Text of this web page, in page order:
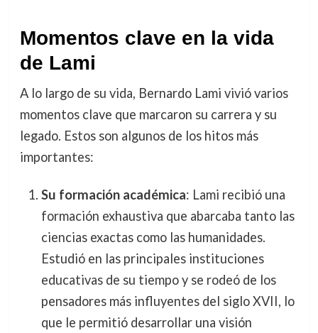
Momentos clave en la vida
de Lami
A lo largo de su vida, Bernardo Lami vivió varios
momentos clave que marcaron su carrera y su
legado. Estos son algunos de los hitos más
importantes:
Su formación académica: Lami recibió una
formación exhaustiva que abarcaba tanto las
ciencias exactas como las humanidades.
Estudió en las principales instituciones
educativas de su tiempo y se rodeó de los
pensadores más influyentes del siglo XVII, lo
que le permitió desarrollar una visión